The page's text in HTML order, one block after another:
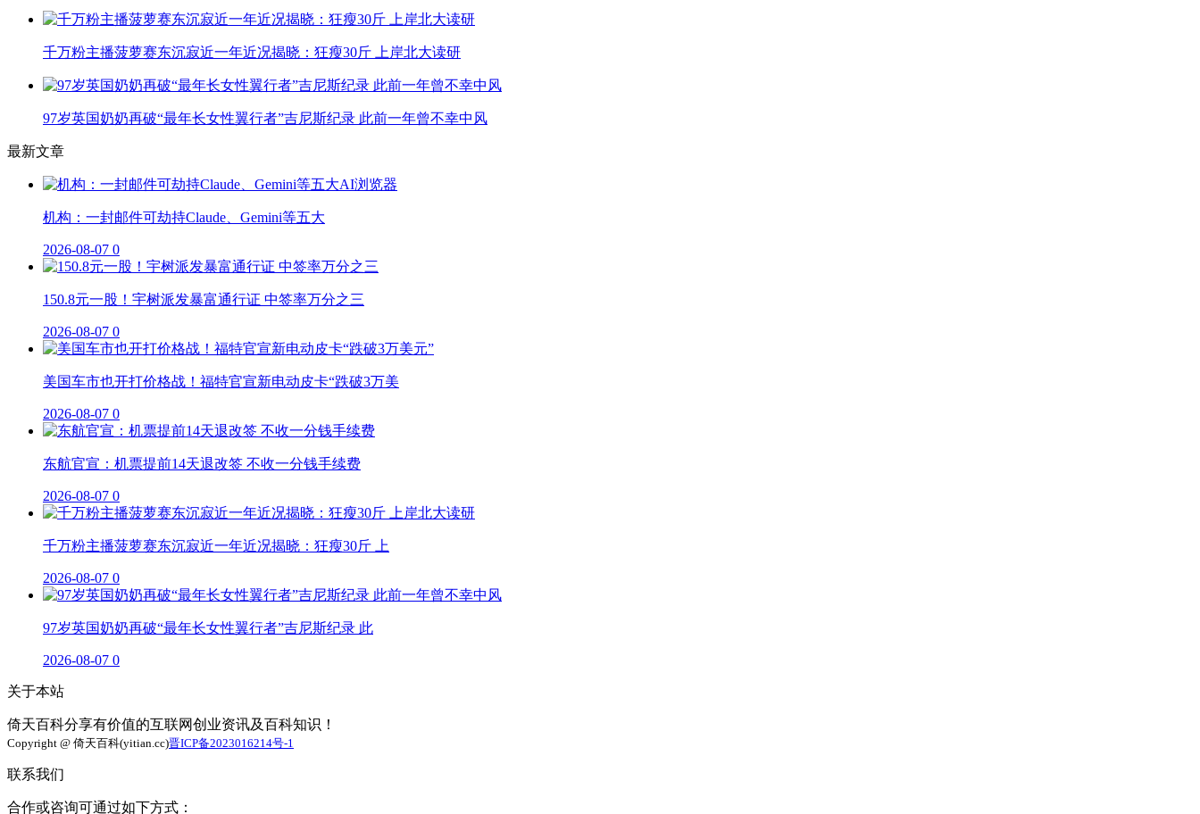
千万粉主播菠萝赛东沉寂近一年近况揭晓：狂瘦30斤 上岸北大读研
97岁英国奶奶再破“最年长女性翼行者”吉尼斯纪录 此前一年曾不幸中风
最新文章
机构：一封邮件可劫持Claude、Gemini等五大
2026-08-07 0
150.8元一股！宇树派发暴富通行证 中签率万分之三
2026-08-07 0
美国车市也开打价格战！福特官宣新电动皮卡“跌破3万美
2026-08-07 0
东航官宣：机票提前14天退改签 不收一分钱手续费
2026-08-07 0
千万粉主播菠萝赛东沉寂近一年近况揭晓：狂瘦30斤 上
2026-08-07 0
97岁英国奶奶再破“最年长女性翼行者”吉尼斯纪录 此
2026-08-07 0
关于本站
倚天百科分享有价值的互联网创业资讯及百科知识！
Copyright @ 倚天百科(yitian.cc)晋ICP备2023016214号-1
联系我们
合作或咨询可通过如下方式：